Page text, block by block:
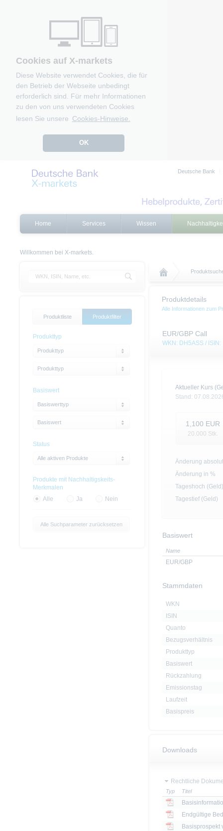
Cookies auf X-markets
Diese Website verwendet Cookies, die für
den Betrieb der Webseite unbedingt
erforderlich sind. Für mehr Informationen
zu den von uns verwendeten Cookies
lesen Sie unsere Cookies-Hinweise.
OK
Deutsche Bank
Home Services Wissen
Willkommen bei X-markets.
Produktdetails
Alle Informationen zum
EUR/GBP Call
WKN: DH5ASS /
Aktueller Kurs
Stand:
1,100 EUR
20.000 Stk.
Änderung absolut
Änderung in %
Tageshoch (Geld)
Tagestief (Geld)
Basiswert
Name
EUR/GBP
Stammdaten
WKN
ISIN
Quanto
Bezugsverhältnis
Produkttyp
Basiswert
Rückzahlung
Emissionstag
Laufzeit
Basispreis
Downloads
Rechtliche
Typ Titel
Endgültige
Basisprospekt
Produktliste Produktfilter
Produkttyp
Produkttyp
Produkttyp
Basiswert
Basiswerttyp
Basiswert
Status
Alle aktiven Produkte
Produkte mit Nachhaltigskeits-
Merkmalen
Alle
Ja Nein
Alle Suchparameter zurücksetzen